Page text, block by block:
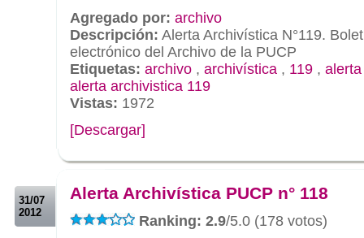
Agregado por: archivo
Descripción: Alerta Archivística N°119.
electrónico del Archivo de la PUCP
Etiquetas: archivo , archivística , 119 ,
alerta archivistica 119
Vistas: 1972
[Descargar]
31/07
2012
Alerta Archivística PUCP n° 118
Ranking: 2.9/5.0 (178 votos)